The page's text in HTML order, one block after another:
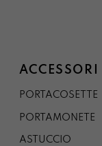
ACCESSORI
PORTACOSETTE
PORTAMONETE
ASTUCCIO